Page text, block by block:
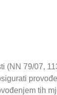
79/07,
tih